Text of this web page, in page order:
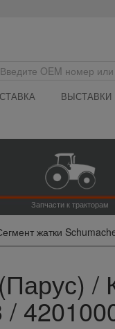
ВЫСТАВКИ
Запчасти к тракторам
жатки